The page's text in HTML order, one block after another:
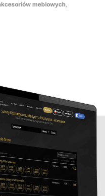
meblowych,